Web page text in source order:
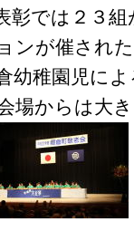
彰では２３
ンが催され
幼稚園児に
場からは大